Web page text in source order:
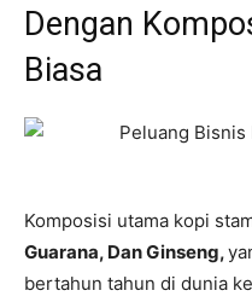
Dengan
Biasa
Komposisi utama kopi
Guarana, Dan Ginseng,
bertahun tahun di dunia